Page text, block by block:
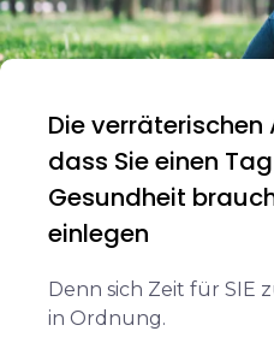
Die verräterischen
dass Sie einen
Gesundheit
einlegen
Denn sich Zeit für SIE
in Ordnung.